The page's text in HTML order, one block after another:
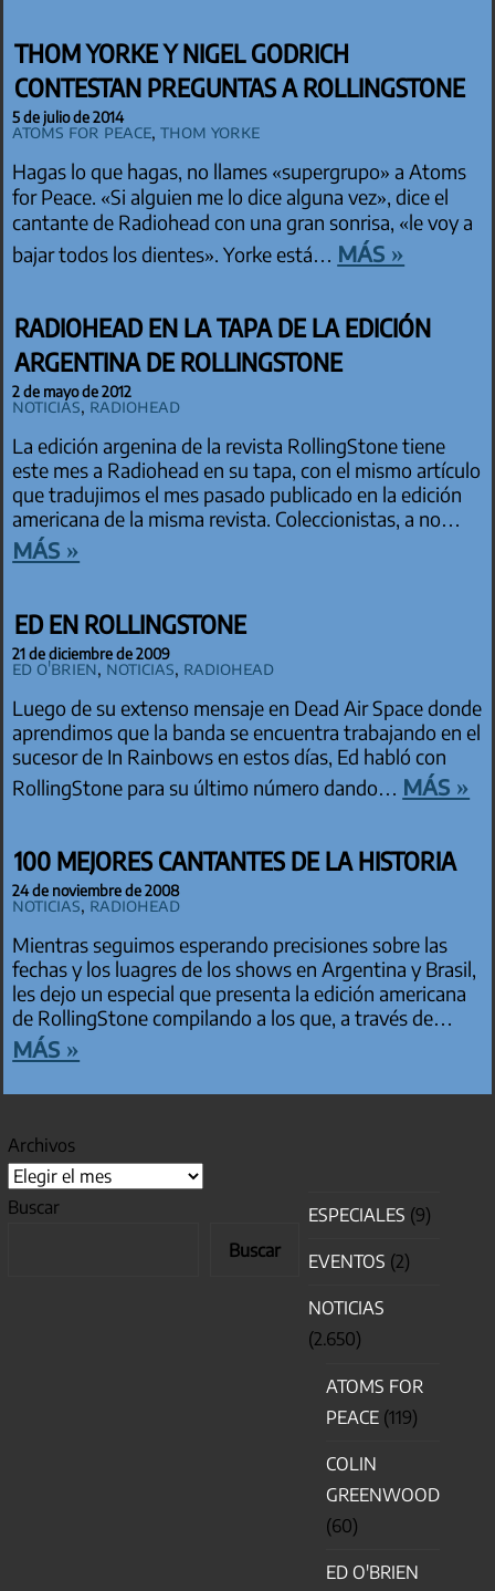
THOM YORKE Y NIGEL GODRICH
CONTESTAN PREGUNTAS A ROLLINGSTONE
5 de julio de 2014
Atoms for Peace,Thom Yorke
Hagas lo que hagas, no llames «supergrupo» a Atoms
for Peace. «Si alguien me lo dice alguna vez», dice el
cantante de Radiohead con una gran sonrisa, «le voy a
bajar todos los dientes». Yorke está… más »
RADIOHEAD EN LA TAPA DE LA EDICIÓN
ARGENTINA DE ROLLINGSTONE
2 de mayo de 2012
Noticias, Radiohead
La edición argenina de la revista RollingStone tiene
este mes a Radiohead en su tapa, con el mismo artículo
que tradujimos el mes pasado publicado en la edición
americana de la misma revista. Coleccionistas, a no…
más »
ED EN ROLLINGSTONE
21 de diciembre de 2009
Ed O'Brien, Noticias, Radiohead
Luego de su extenso mensaje en Dead Air Space donde
aprendimos que la banda se encuentra trabajando en el
sucesor de In Rainbows en estos días, Ed habló con
RollingStone para su último número dando… más »
100 MEJORES CANTANTES DE LA HISTORIA
24 de noviembre de 2008
Noticias, Radiohead
Mientras seguimos esperando precisiones sobre las
fechas y los luagres de los shows en Argentina y Brasil,
les dejo un especial que presenta la edición americana
de RollingStone compilando a los que, a través de…
más »
Archivos
Buscar
Buscar
ESPECIALES (9)
EVENTOS (2)
NOTICIAS
(2.650)
ATOMS FOR
PEACE (119)
COLIN
GREENWOOD
(60)
ED O'BRIEN